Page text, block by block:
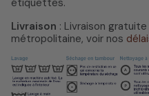
étiquettes.
Livraison : Livraison
métropolitaine, voir nos